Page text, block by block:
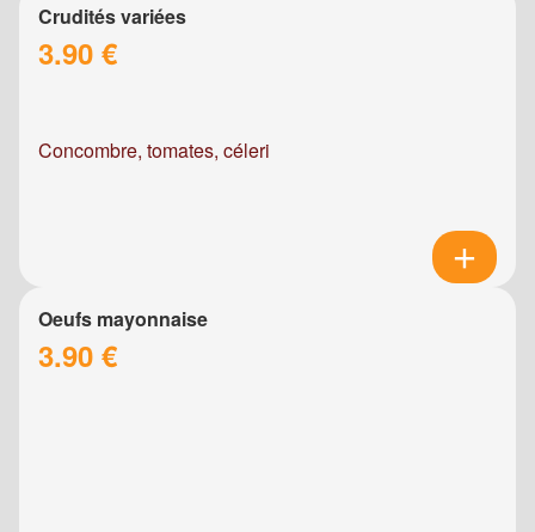
Crudités variées
3.90 €
Concombre, tomates, céleri
Oeufs mayonnaise
3.90 €